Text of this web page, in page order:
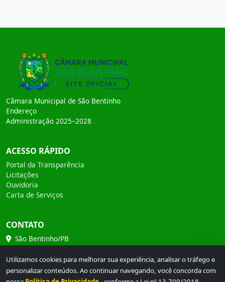
Câmara Municipal de São Bentinho
Endereço
Administração 2025–2028
ACESSO RÁPIDO
Portal da Transparência
Licitações
Ouvidoria
Carta de Serviços
CONTATO
São Bentinho/PB
(83) 99966-3000
diogenesaugusto@icloud.com.br
Utilizamos cookies para melhorar sua experiência, analisar o tráfego e
personalizar conteúdos. Ao continuar navegando, você concorda com